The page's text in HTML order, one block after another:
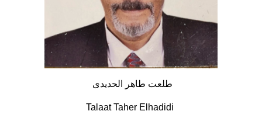
طلعت طاهر الحديدى
Talaat Taher Elhadidi